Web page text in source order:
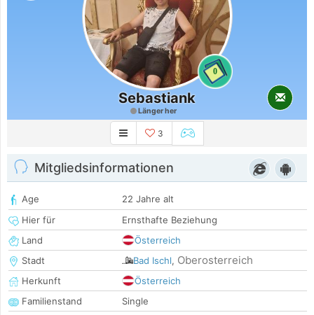
0
Sebastiank
Länger her
3
Mitgliedsinformationen
Age
22 Jahre alt
Hier für
Ernsthafte Beziehung
Land
Österreich
Stadt
Bad Ischl, Oberosterreich
Herkunft
Österreich
Familienstand
Single